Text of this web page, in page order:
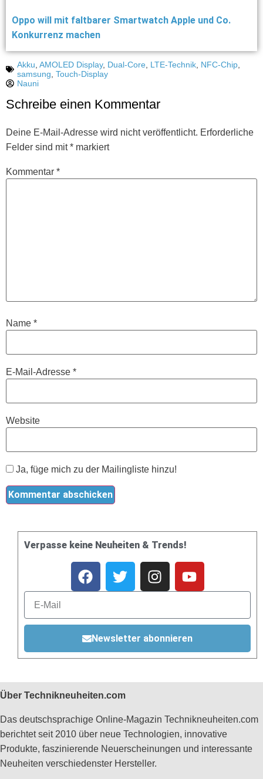
Oppo will mit faltbarer Smartwatch Apple und Co.
Konkurrenz machen
Akku AMOLED Display, Dual-Core LTE-Technik NFC-Chip
samsung Touch-Display
Nauni
Schreibe einen Kommentar
Deine E-Mail-Adresse wird nicht veröffentlicht. Erforderliche
Felder sind mit* markiert
Kommentar *
Name *
E-Mail-Adresse *
Website
Ja, füge mich zu der Mailingliste hinzu!
Verpasse keine Neuheiten & Trends!
Newsletter abonnieren
Über Technikneuheiten.com
Das deutschsprachige Online-Magazin Technikneuheiten.com
berichtet seit 2010 über neue Technologien, innovative
Produkte, faszinierende Neuerscheinungen und interessante
Neuheiten verschiedenster Hersteller.